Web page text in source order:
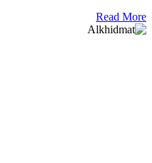
Read More